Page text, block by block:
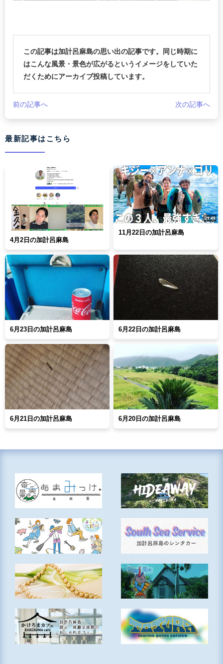
この記事は加計呂麻島の思い出の記事です。同じ時期に
はこんな風景・景色が広がるというイメージをしていた
だくためにアーカイブ投稿しています。
前の記事へ 次の記事へ
最新記事はこちら
4月2日の加計呂麻島
11月22日の加計呂麻島
6月23日の加計呂麻島 6月22日の加計呂麻島
6月21日の加計呂麻島 6月20日の加計呂麻島